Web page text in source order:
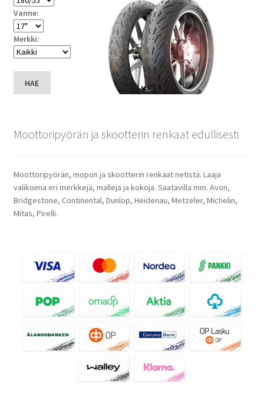
Vanne:
Merkki:
HAE
Moottoripyörän ja skootterin renkaat edullisesti
Moottoripyörän, mopon ja skootterin renkaat netistä. Laaja
valikoima eri merkkejä, malleja ja kokoja. Saatavilla mm. Avon,
Bridgestone, Continental, Dunlop, Heidenau, Metzeler, Michelin,
Mitas, Pirelli.